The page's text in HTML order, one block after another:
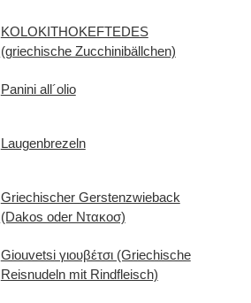
KOLOKITHOKEFTEDES
(griechische Zucchinibällchen)
Panini all´olio
Laugenbrezeln
Griechischer Gerstenzwieback
(Dakos oder Ντακοσ)
Giouvetsi γιουβέτσι (Griechische
Reisnudeln mit Rindfleisch)